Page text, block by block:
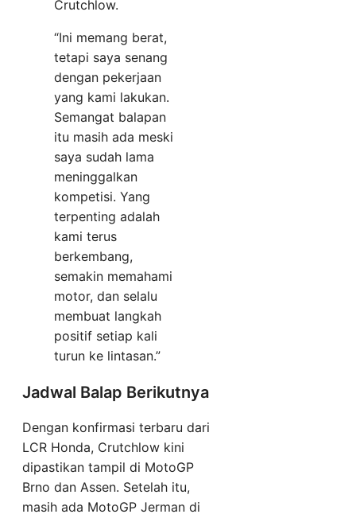
Crutchlow.
“Ini memang berat,
tetapi saya senang
dengan pekerjaan
yang kami lakukan.
Semangat balapan
itu masih ada meski
saya sudah lama
meninggalkan
kompetisi. Yang
terpenting adalah
kami terus
berkembang,
semakin memahami
motor, dan selalu
membuat langkah
positif setiap kali
turun ke lintasan.”
Jadwal Balap Berikutnya
Dengan konfirmasi terbaru dari
LCR Honda, Crutchlow kini
dipastikan tampil di MotoGP
Brno dan Assen. Setelah itu,
masih ada MotoGP Jerman di